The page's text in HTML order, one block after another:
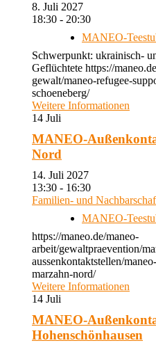
8. Juli 2027
18:30 - 20:30
MANEO-
Schwerpunkt: ukrainisch-
Geflüchtete https://
gewalt/maneo-refugee-
schoeneberg/
Weitere Informationen
14 Juli
MANEO-
Nord
14. Juli 2027
13:30 - 16:30
Familien- und
MANEO-
https://maneo.de/maneo-
arbeit/gewaltpraevention/
aussenkontaktstellen/
marzahn-nord/
Weitere Informationen
14 Juli
MANEO-
Hohenschönhausen